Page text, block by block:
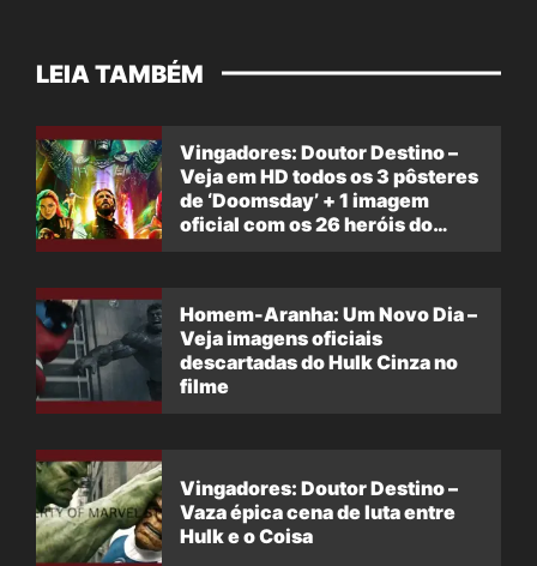
LEIA TAMBÉM
Vingadores: Doutor Destino –
Veja em HD todos os 3 pôsteres
de ‘Doomsday’ + 1 imagem
oficial com os 26 heróis do
Homem-Aranha: Um Novo Dia –
Veja imagens oficiais
descartadas do Hulk Cinza no
filme
Vingadores: Doutor Destino –
Vaza épica cena de luta entre
Hulk e o Coisa